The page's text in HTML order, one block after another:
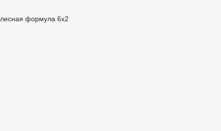
формула 6x2